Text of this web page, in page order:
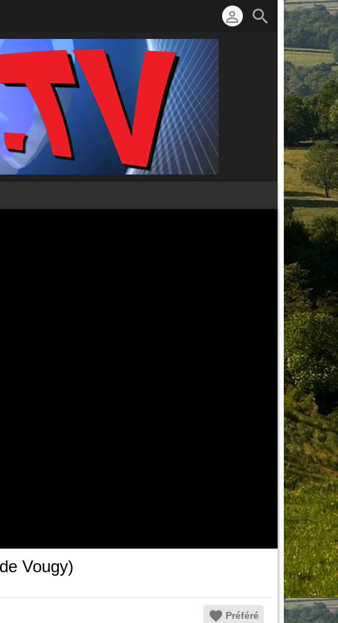
Vougy)
Préféré